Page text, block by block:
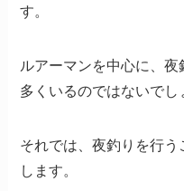
す。
ルアーマンを中心に、
多くいるのではないでし
それでは、夜釣りを行
します。